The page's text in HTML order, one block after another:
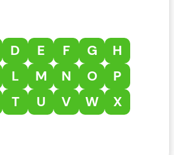
D E F G
H
L M N O
P
T U V W
X